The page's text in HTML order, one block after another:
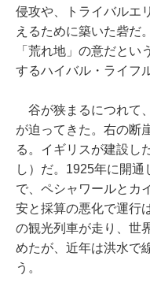
侵攻や、トライバルエ
えるために築いた砦だ
「荒れ地」の意だと
するハイバル・ライフ
谷が狭まるにつれて
が迫ってきた。右の断
る。イギリスが建設し
し）だ。1925年に開通
で、ペシャワールとカ
安と採算の悪化で運行
の観光列車が走り、世
めたが、近年は洪水で
う。